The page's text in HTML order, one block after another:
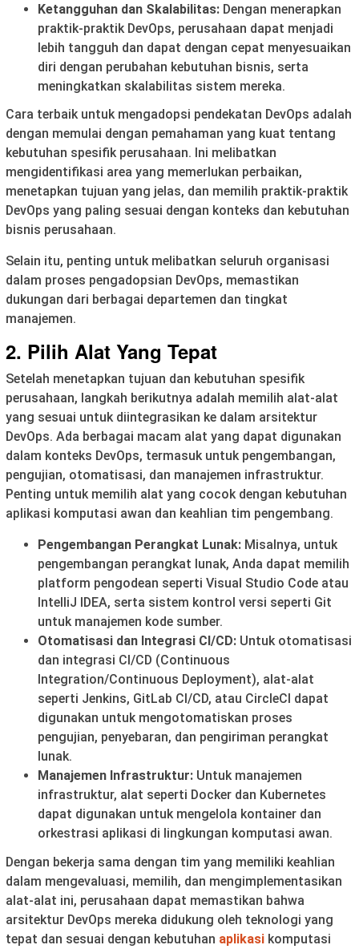
Ketangguhan dan Skalabilitas: Dengan menerapkan
praktik-praktik DevOps, perusahaan dapat menjadi
lebih tangguh dan dapat dengan cepat menyesuaikan
diri dengan perubahan kebutuhan bisnis, serta
meningkatkan skalabilitas sistem mereka.
Cara terbaik untuk mengadopsi pendekatan DevOps adalah
dengan memulai dengan pemahaman yang kuat tentang
kebutuhan spesifik perusahaan. Ini melibatkan
mengidentifikasi area yang memerlukan perbaikan,
menetapkan tujuan yang jelas, dan memilih praktik-praktik
DevOps yang paling sesuai dengan konteks dan kebutuhan
bisnis perusahaan.
Selain itu, penting untuk melibatkan seluruh organisasi
dalam proses pengadopsian DevOps, memastikan
dukungan dari berbagai departemen dan tingkat
manajemen.
2. Pilih Alat Yang Tepat
Setelah menetapkan tujuan dan kebutuhan spesifik
perusahaan, langkah berikutnya adalah memilih alat-alat
yang sesuai untuk diintegrasikan ke dalam arsitektur
DevOps. Ada berbagai macam alat yang dapat digunakan
dalam konteks DevOps, termasuk untuk pengembangan,
pengujian, otomatisasi, dan manajemen infrastruktur.
Penting untuk memilih alat yang cocok dengan kebutuhan
aplikasi komputasi awan dan keahlian tim pengembang.
Pengembangan Perangkat Lunak: Misalnya, untuk
pengembangan perangkat lunak, Anda dapat memilih
platform pengodean seperti Visual Studio Code atau
IntelliJ IDEA, serta sistem kontrol versi seperti Git
untuk manajemen kode sumber.
Otomatisasi dan Integrasi CI/CD: Untuk otomatisasi
dan integrasi CI/CD (Continuous
Integration/Continuous Deployment), alat-alat
seperti Jenkins, GitLab CI/CD, atau CircleCI dapat
digunakan untuk mengotomatiskan proses
pengujian, penyebaran, dan pengiriman perangkat
lunak.
Manajemen Infrastruktur: Untuk manajemen
infrastruktur, alat seperti Docker dan Kubernetes
dapat digunakan untuk mengelola kontainer dan
orkestrasi aplikasi di lingkungan komputasi awan.
Dengan bekerja sama dengan tim yang memiliki keahlian
dalam mengevaluasi, memilih, dan mengimplementasikan
alat-alat ini, perusahaan dapat memastikan bahwa
arsitektur DevOps mereka didukung oleh teknologi yang
tepat dan sesuai dengan kebutuhan aplikasi komputasi